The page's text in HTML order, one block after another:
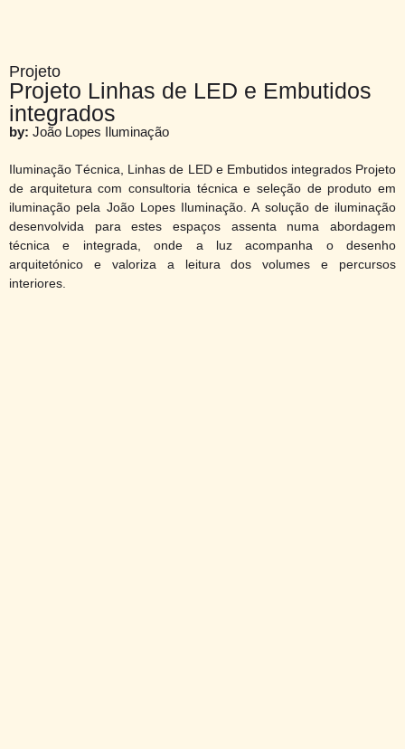
Projeto
Projeto Linhas de LED e Embutidos
integrados
by: João Lopes Iluminação
Iluminação Técnica, Linhas de LED e Embutidos integrados Projeto
de arquitetura com consultoria técnica e seleção de produto em
iluminação pela João Lopes Iluminação. A solução de iluminação
desenvolvida para estes espaços assenta numa abordagem
técnica e integrada, onde a luz acompanha o desenho
arquitetónico e valoriza a leitura dos volumes e percursos
interiores.